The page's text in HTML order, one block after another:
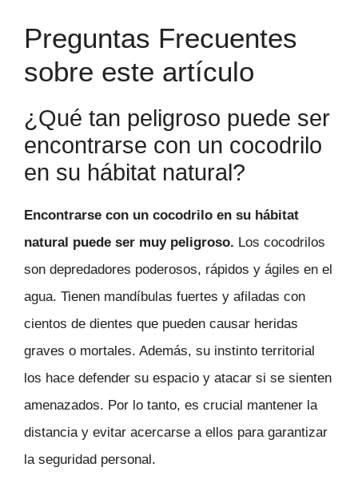
Preguntas Frecuentes
sobre este artículo
¿Qué tan peligroso puede ser
encontrarse con un cocodrilo
en su hábitat natural?
Encontrarse con un cocodrilo en su hábitat
natural puede ser muy peligroso. Los cocodrilos
son depredadores poderosos, rápidos y ágiles en el
agua. Tienen mandíbulas fuertes y afiladas con
cientos de dientes que pueden causar heridas
graves o mortales. Además, su instinto territorial
los hace defender su espacio y atacar si se sienten
amenazados. Por lo tanto, es crucial mantener la
distancia y evitar acercarse a ellos para garantizar
la seguridad personal.